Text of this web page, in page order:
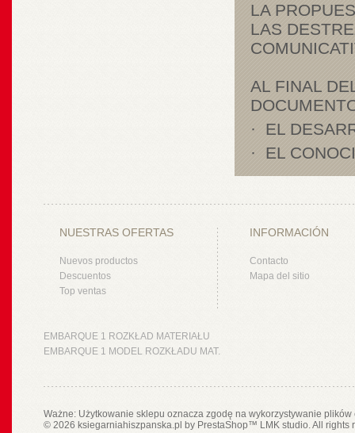
LA
LAS
AL FINAL
· EL
· EL
NUESTRAS OFERTAS
Nuevos productos
Descuentos
Top ventas
INFORMACIÓN
Contacto
Mapa del sitio
EMBARQUE 1 ROZKŁAD MATERIAŁU
EMBARQUE 1 MODEL ROZKŁADU MAT.
Ważne: Użytkowanie sklepu oznacza zgodę na wykorzystywanie
© 2026 ksiegarniahiszpanska.pl by PrestaShop™ LMK studio. All rights